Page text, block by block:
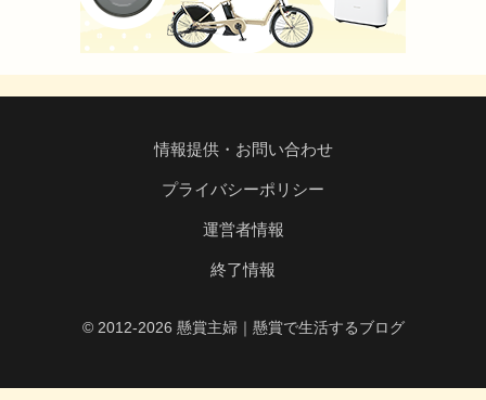
情報提供・お問い合わせ
プライバシーポリシー
運営者情報
終了情報
© 2012-2026 懸賞主婦｜懸賞で生活するブログ